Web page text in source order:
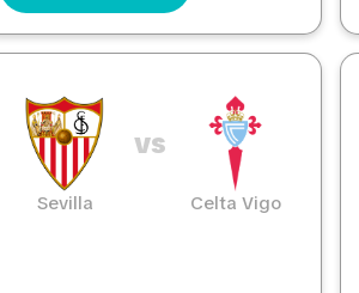
Sevilla
vs
Celta Vigo